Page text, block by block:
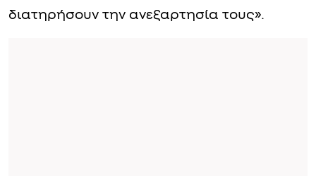
διατηρήσουν την ανεξαρτησία τους».